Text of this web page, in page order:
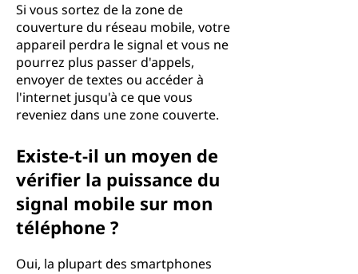
Si vous sortez de la zone de
couverture du réseau mobile, votre
appareil perdra le signal et vous ne
pourrez plus passer d'appels,
envoyer de textes ou accéder à
l'internet jusqu'à ce que vous
reveniez dans une zone couverte.
Existe-t-il un moyen de
vérifier la puissance du
signal mobile sur mon
téléphone ?
Oui, la plupart des smartphones